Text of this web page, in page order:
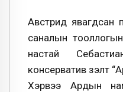
Австрид явагдсан
саналын
настай
консерватив үзэлт
Хэрвээ Ардын